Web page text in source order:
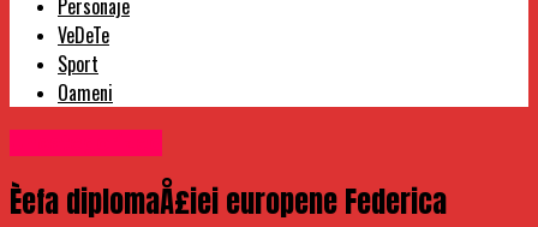
Personaje
VeDeTe
Sport
Oameni
Èefa diplomaÅ£iei europene Federica